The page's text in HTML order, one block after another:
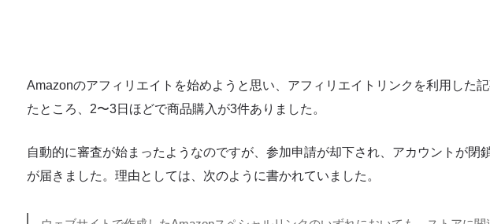
Amazonのアフィリエイトを始めようと思い、アフィリエイトリンクを利用した
たところ、2〜3日ほどで商品購入が3件ありました。
自動的に審査が始まったようなのですが、参加申請が却下され、アカウントが閉
が届きました。理由としては、次のように書かれていました。